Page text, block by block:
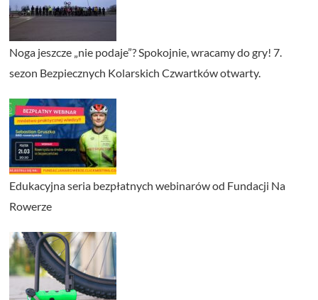
Noga jeszcze „nie podaje”? Spokojnie, wracamy do gry! 7.
sezon Bezpiecznych Kolarskich Czwartków otwarty.
Edukacyjna seria bezpłatnych webinarów od Fundacji Na
Rowerze